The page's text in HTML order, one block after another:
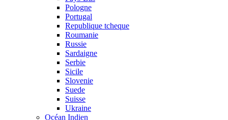
Pologne
Portugal
Republique tcheque
Roumanie
Russie
Sardaigne
Serbie
Sicile
Slovenie
Suede
Suisse
Ukraine
Océan Indien